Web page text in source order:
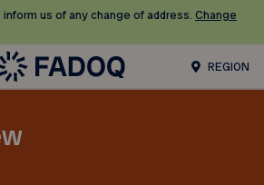
us of any change of address. Change
REGION